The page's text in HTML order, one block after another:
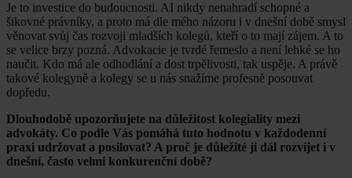
Je to investice do budoucnosti. AI nikdy nenahradí schopné a
šikovné právníky, a proto má dle mého názoru i v dnešní době smysl
věnovat svůj čas rozvoji mladších kolegů, kteří o to mají zájem. A to
se velice brzy pozná. Advokacie je tvrdé řemeslo a není lehké se ho
naučit. Kdo má ale odhodlání a dost trpělivosti, tak uspěje. A právě
takové kolegyně a kolegy se u nás snažíme profesně posouvat
dopředu.
Dlouhodobě upozorňujete na důležitost kolegiality mezi
advokáty. Co podle Vás pomáhá tuto hodnotu v každodenní
praxi udržovat a posilovat? A proč je důležité ji dál rozvíjet i v
dnešní, často velmi konkurenční době?